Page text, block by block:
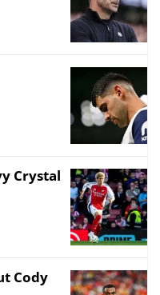
Crystal
Cody